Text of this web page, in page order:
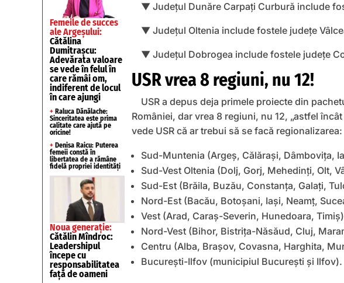
Femeile de succes
ale Argeșului:
Cătălina
Dumitrașcu:
Adevărata valoare
se vede în felul în
care rămâi om,
indiferent de locul
în care ajungi
+ Raluca Dănălache:
Sinceritatea este prima
calitate care ajută pe
oricine!
+ Denisa Raicu: Puterea
femeii constă în
libertatea de a rămâne
fidelă propriei identități
Noua generație:
Cătălin Mîndroc:
Leadershipul
începe cu
responsabilitatea
față de oameni
▼ Judeţul Dunăre Carpaţi Curbură include
▼ Judeţul Oltenia include fostele judeţe
▼ Judeţul Dobrogea include fostele judeţe
USR vrea 8 regiuni, nu 12!
USR a depus deja primele proiecte din
României, dar vrea 8 regiuni, nu 12, „astfel
vede USR că ar trebui să se facă regionalizarea:
Sud-Muntenia (Argeș, Călărași, Dâmbovița,
Sud-Vest Oltenia (Dolj, Gorj, Mehedinți, Olt,
Sud-Est (Brăila, Buzău, Constanța, Galați,
Nord-Est (Bacău, Botoșani, Iași, Neamț,
Vest (Arad, Caraș-Severin, Hunedoara,
Nord-Vest (Bihor, Bistrița-Năsăud, Cluj,
Centru (Alba, Brașov, Covasna, Harghita,
București-Ilfov (municipiul București și Ilfov).